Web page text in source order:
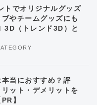
トでオリジナルグッズ
やチームグッズにも
（トレンド3D）と
当におすすめ？評
ット・デメリットを
】